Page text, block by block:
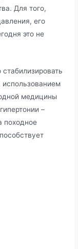
Для того,
его
это не
использованием
медицины
–
походное